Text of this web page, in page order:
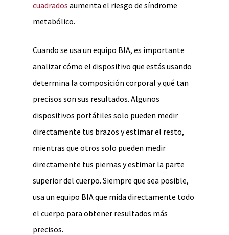
cuadrados aumenta el riesgo de síndrome
metabólico.
Cuando se usa un equipo BIA, es importante
analizar cómo el dispositivo que estás usando
determina la composición corporal y qué tan
precisos son sus resultados. Algunos
dispositivos portátiles solo pueden medir
directamente tus brazos y estimar el resto,
mientras que otros solo pueden medir
directamente tus piernas y estimar la parte
superior del cuerpo. Siempre que sea posible,
usa un equipo BIA que mida directamente todo
el cuerpo para obtener resultados más
precisos.